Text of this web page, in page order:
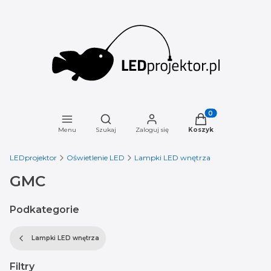
Menu
Otwórz wyszukiwarkę
Szukaj Zaloguj się
Produkty w
Koszyk
LEDprojektor Oświetlenie LED Lampki LED wnętrza
GMC
Podkategorie
Lampki LED wnętrza
Filtry